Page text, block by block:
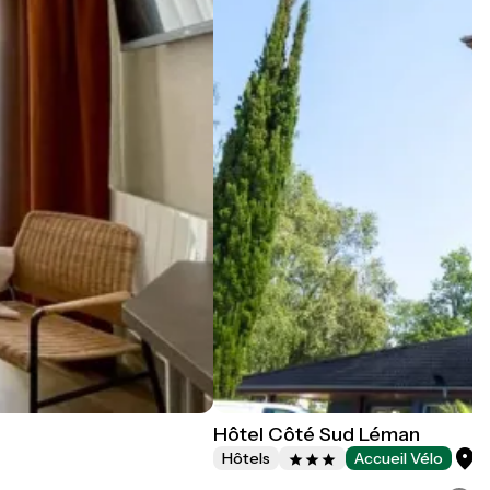
Hôtel Côté Sud Léman
Hôtels Accueil Vélo